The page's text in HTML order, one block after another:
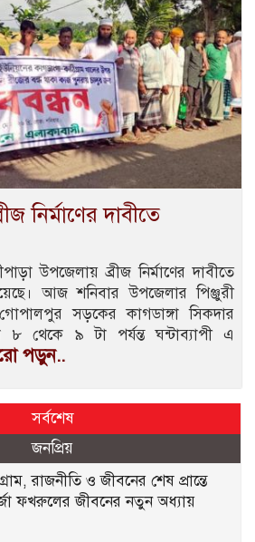
নির্মাণের দাবীতে
উপজেলায় ব্রীজ নির্মাণের দাবীতে
আজ শনিবার উপজেলার পিঞ্জুরী
গোপালপুর সড়কের কাগডাঙ্গা সিকদার
থেকে ৯ টা পর্যন্ত ঘন্টাব্যাপী এ
পড়ুন..
সর্বশেষ
জনপ্রিয়
রাজনীতি ও জীবনের শেষ প্রান্তে
ফখরুলের জীবনের নতুন অধ্যায়